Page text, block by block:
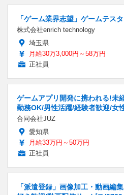
「ゲーム業界志望」ゲームテス
株式会社enrich technology
埼玉県
月給30万3,000円～58万円
正社員
ゲームアプリ開発に携われる!未
勤務OK/男性活躍/経験者歓迎/女
合同会社JUZ
愛知県
月給33万円～50万円
正社員
「派遣登録」画像加工・動画編